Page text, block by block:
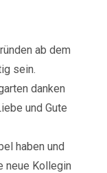
ab dem
sein.
danken
und Gute
haben und
neue Kollegin